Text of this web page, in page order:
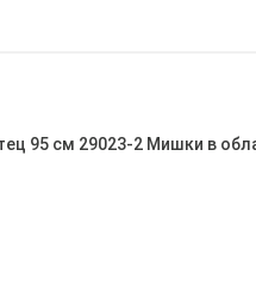
95 см 29023-2 Мишки в